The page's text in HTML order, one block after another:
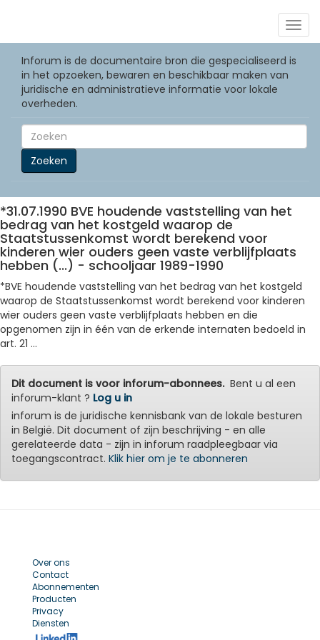
Inforum is de documentaire bron die gespecialiseerd is
in het opzoeken, bewaren en beschikbaar maken van
juridische en administratieve informatie voor lokale
overheden.
Zoeken
*31.07.1990 BVE houdende vaststelling van het
bedrag van het kostgeld waarop de
Staatstussenkomst wordt berekend voor
kinderen wier ouders geen vaste verblijfplaats
hebben (...) - schooljaar 1989-1990
*BVE houdende vaststelling van het bedrag van het kostgeld
waarop de Staatstussenkomst wordt berekend voor kinderen
wier ouders geen vaste verblijfplaats hebben en die
opgenomen zijn in één van de erkende internaten bedoeld in
art. 21 ...
Dit document is voor inforum-abonnees.Bent u al een
inforum-klant ? Log u in
inforum is de juridische kennisbank van de lokale besturen
in België. Dit document of zijn beschrijving - en alle
gerelateerde data - zijn in inforum raadpleegbaar via
toegangscontract. Klik hier om je te abonneren
Over ons
Contact
Abonnementen
Producten
Privacy
Diensten